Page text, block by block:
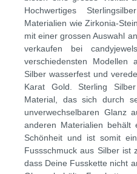
Hochwertiges
Materialien wie Zirkonia-
mit einer grossen Auswahl
verkaufen bei
verschiedensten Modellen
Silber wasserfest und
Karat Gold. Sterling
Material, das sich durch
unverwechselbaren Glanz
anderen Materialien behält
Schönheit und ist somit
Fussschmuck aus Silber ist
dass Deine Fusskette nicht